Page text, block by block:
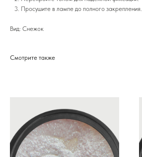
Просушите в лампе до полного закрепления.
Вид: Снежок
Смотрите также